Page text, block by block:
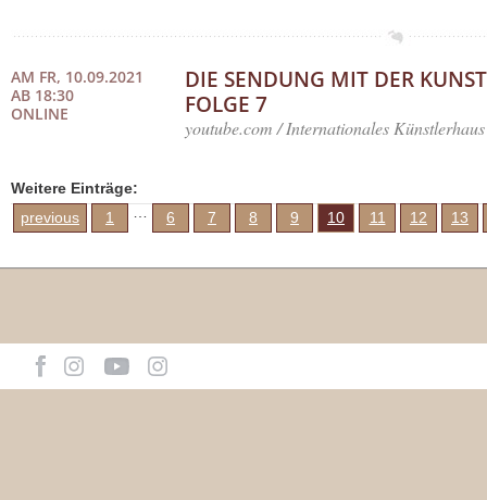
AM FR, 10.09.2021
AB 18:30
ONLINE
DIE SENDUNG MIT DER
FOLGE 7
youtube.com / Internationales
Weitere Einträge:
previous
1 6 7 8 9 10 11 12 13